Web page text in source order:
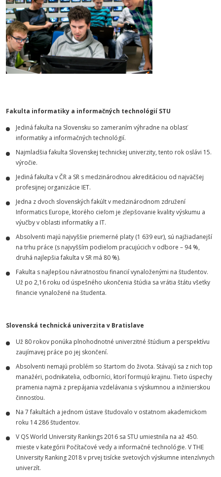
Fakulta informatiky a informačných technológií STU
Jediná fakulta na Slovensku so zameraním výhradne na oblasť
informatiky a informačných technológií.
Najmladšia fakulta Slovenskej technickej univerzity, tento rok oslávi 15.
výročie.
Jediná fakulta v ČR a SR s medzinárodnou akreditáciou od najväčšej
profesijnej organizácie IET.
Jedna z dvoch slovenských fakúlt v medzinárodnom združení
Informatics Europe, ktorého cieľom je zlepšovanie kvality výskumu a
výučby v oblasti informatiky a IT.
Absolventi majú najvyššie priemerné platy (1 639 eur), sú najžiadanejší
na trhu práce (s najvyšším podielom pracujúcich v odbore – 94 %,
druhá najlepšia fakulta v SR má 80 %).
Fakulta s najlepšou návratnosťou financií vynaloženými na študentov.
Už po 2,16 roku od úspešného ukončenia štúdia sa vrátia štátu všetky
financie vynaložené na študenta.
Slovenská technická univerzita v Bratislave
Už 80 rokov ponúka plnohodnotné univerzitné štúdium a perspektívu
zaujímavej práce po jej skončení.
Absolventi nemajú problém so štartom do života. Stávajú sa z nich top
manažéri, podnikatelia, odborníci, ktorí formujú krajinu. Tieto úspechy
pramenia najmä z prepájania vzdelávania s výskumnou a inžinierskou
činnosťou.
Na 7 fakultách a jednom ústave študovalo v ostatnom akademickom
roku 14 286 študentov.
V QS World University Rankings 2016 sa STU umiestnila na až 450.
mieste v kategórii Počítačové vedy a informačné technológie. V THE
University Ranking 2018 v prvej tisícke svetových výskumne intenzívnych
univerzít.